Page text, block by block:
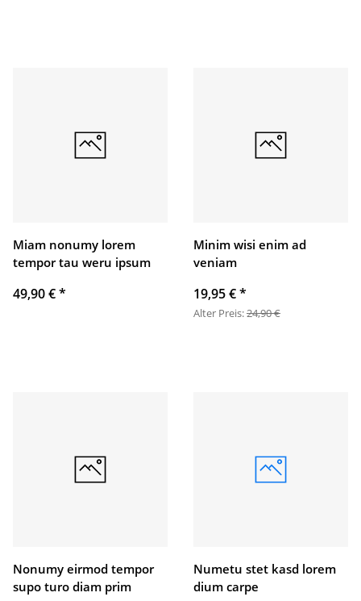
Miam nonumy lorem
tempor tau weru ipsum
49,90 €*
Minim wisi enim ad
veniam
19,95 €*
Alter Preis:24,90 €
Nonumy eirmod tempor
supo turo diam prim
Numetu stet kasd lorem
dium carpe